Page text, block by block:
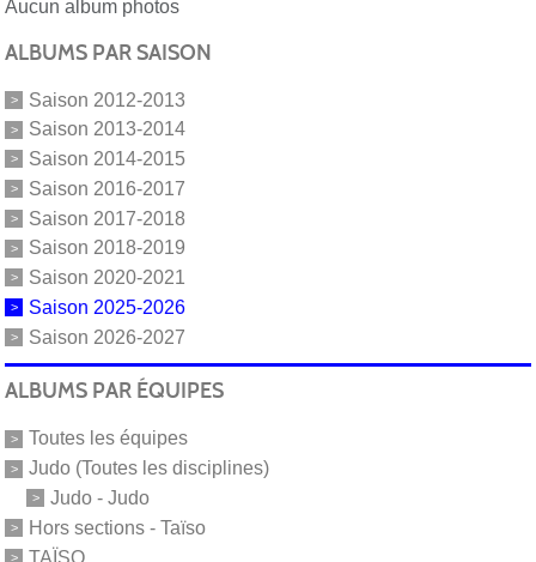
Aucun album photos
ALBUMS PAR SAISON
Saison 2012-2013
Saison 2013-2014
Saison 2014-2015
Saison 2016-2017
Saison 2017-2018
Saison 2018-2019
Saison 2020-2021
Saison 2025-2026
Saison 2026-2027
ALBUMS PAR ÉQUIPES
Toutes les équipes
Judo (Toutes les disciplines)
Judo - Judo
Hors sections - Taïso
TAÏSO